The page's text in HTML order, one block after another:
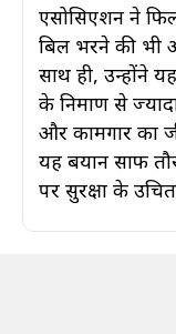
एसोसिएशन ने
बिल भरने की भी
साथ ही, उन्होंने
के निर्माण से
और कामगार का
यह बयान साफ
पर सुरक्षा के